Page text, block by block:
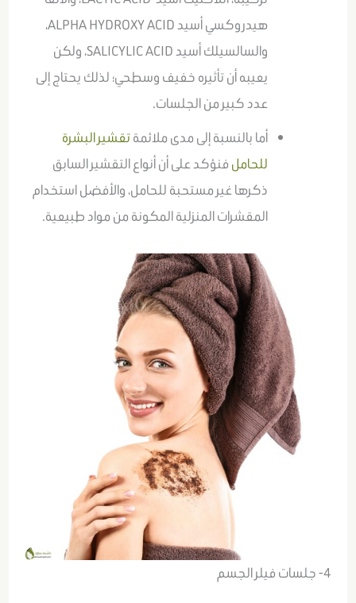
هيدروكسي أسيد ALPHA HYDROXY ACID،
والسالسيلك أسيد SALICYLIC ACID، ولكن
يعيبه أن تأثيره خفيف وسطحي؛ لذلك يحتاج إلى
عدد كبير من الجلسات.
أما بالنسبة إلى مدى ملائمةتقشير البشرة
للحامل فنؤكد على أن أنواع التقشير السابق
ذكرها غير مستحبة للحامل، والأفضل استخدام
المقشرات المنزلية المكونة من مواد طبيعية.
4- جلسات فيلر الجسم